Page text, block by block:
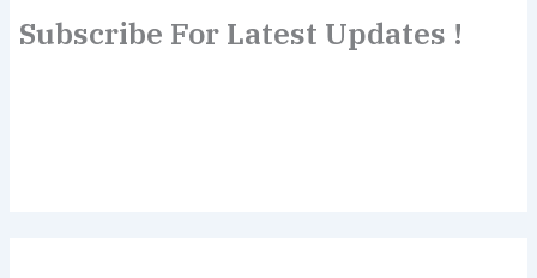
Subscribe For Latest Updates !